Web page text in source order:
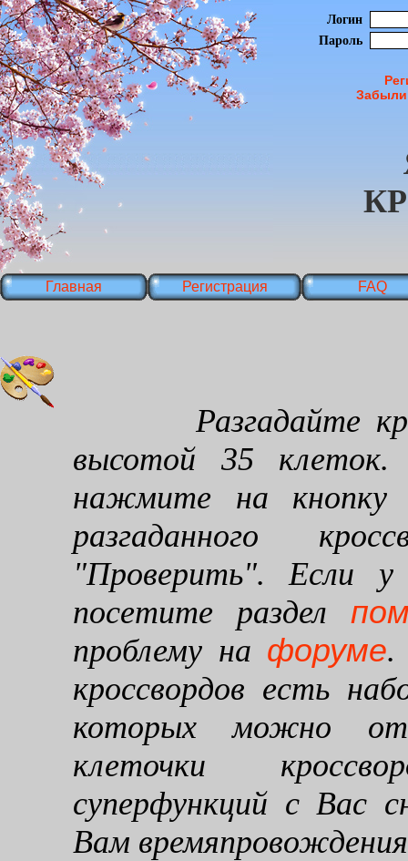
Логин
Пароль
Главная Регистрация FAQ
Разгадайте
высотой 35 клеток.
нажмите на кнопку
разгаданного
"Проверить". Если
посетите раздел
проблему на форуме.
кроссвордов есть
которых можно
клеточки
суперфункций с Вас
Вам